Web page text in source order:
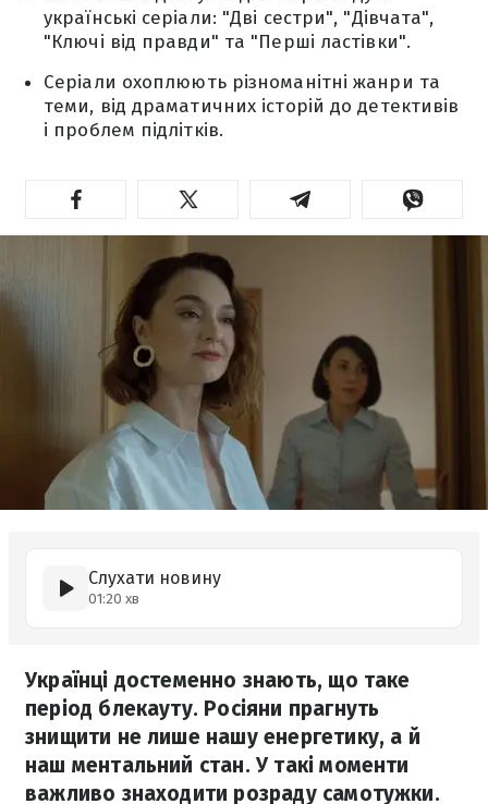
українські серіали: "Дві сестри", "Дівчата",
"Ключі від правди" та "Перші ластівки".
Серіали охоплюють різноманітні жанри та
теми, від драматичних історій до детективів
і проблем підлітків.
Слухати новину
01:20 хв
Українці достеменно знають, що таке
період блекауту. Росіяни прагнуть
знищити не лише нашу енергетику, а й
наш ментальний стан. У такі моменти
важливо знаходити розраду самотужки.